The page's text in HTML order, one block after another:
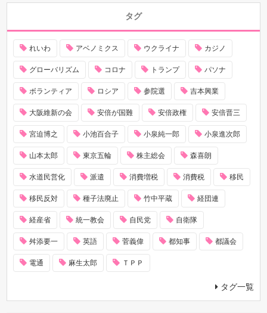
タグ
れいわ アベノミクス ウクライナ カジノ
グローバリズム コロナ トランプ パソナ
ボランティア ロシア 参院選 吉本興業
大阪維新の会 安倍が国難 安倍政権 安倍晋三
宮迫博之 小池百合子 小泉純一郎 小泉進次郎
山本太郎 東京五輪 株主総会 森喜朗
水道民営化 派遣 消費増税 消費税 移民
移民反対 種子法廃止 竹中平蔵 経団連
経産省 統一教会 自民党 自衛隊
舛添要一 英語 菅義偉 都知事 都議会
電通 麻生太郎 ＴＰＰ
タグ一覧